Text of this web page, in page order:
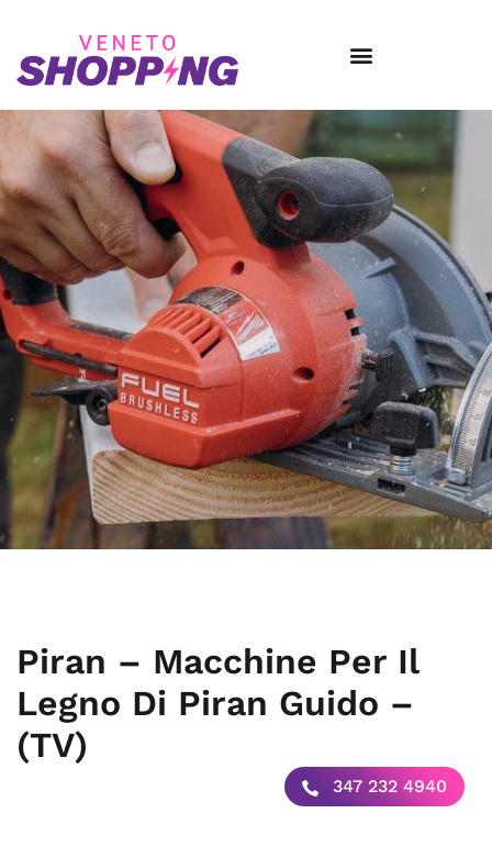
Piran – Macchine Per Il
Legno Di Piran Guido –
(TV)
347 232 4940